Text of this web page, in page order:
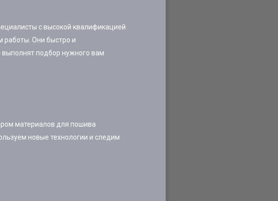
с высокой квалификацией
работы. Они быстро и
подбор нужного вам
материалов для пошива
новые технологии и следим